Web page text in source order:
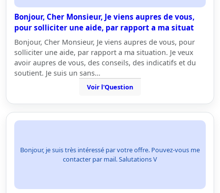
Bonjour, Cher Monsieur, Je viens aupres de vous,
pour solliciter une aide, par rapport a ma situat
Bonjour, Cher Monsieur, Je viens aupres de vous, pour
solliciter une aide, par rapport a ma situation. Je veux
avoir aupres de vous, des conseils, des indicatifs et du
soutient. Je suis un sans…
Voir l'Question
Bonjour, je suis très intéressé par votre offre. Pouvez-vous me
contacter par mail. Salutations V